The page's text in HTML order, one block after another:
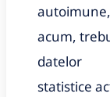
acum,
datelor
statistice